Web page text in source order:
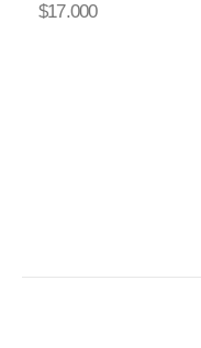
$17.000